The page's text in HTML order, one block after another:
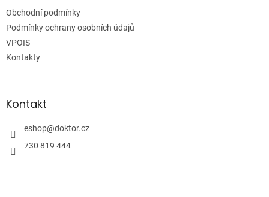
Obchodní podmínky
Podmínky ochrany osobních údajů
VPOIS
Kontakty
Kontakt
eshop@doktor.cz
730 819 444